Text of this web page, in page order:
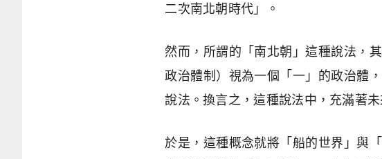
二次南北朝時代」。
然而，所謂的「南北朝」這種說法，
政治體制）視為一個「一」的政治體
說法。換言之，這種說法中，充滿著
於是，這種概念就將「船的世界」與